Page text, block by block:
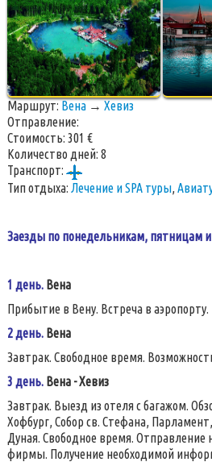
Маршрут: Вена → Хевиз
Отправление:
Стоимость: 301 €
Количество дней: 8
Транспорт:
Тип отдыха: Лечение и SPA туры,
Заезды по понедельникам, пятницам
1 день. Вена
Прибытие в Вену. Встреча в
2 день. Вена
Завтрак. Свободное время.
3 день. Вена - Хевиз
Завтрак. Выезд из отеля с багажом.
Хофбург, Собор св. Стефана,
Дуная. Свободное время.
фирмы. Получение необходимой